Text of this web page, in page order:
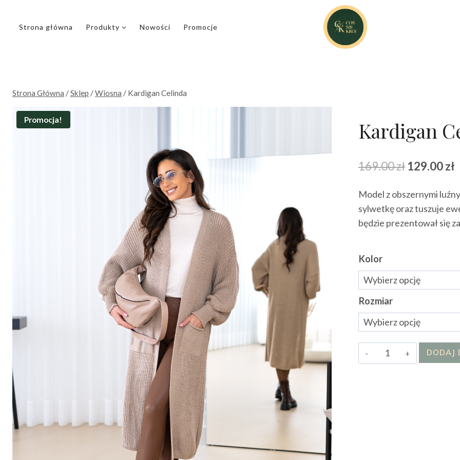
Strona główna Produkty Nowości Promocje
Strona Główna /Sklep /Wiosna / Kardigan Celinda
Promocja! Kardigan
169.00zł Pierwotna
wynosiła:
169.00 zł.
129.00zł
Model z obszernymi
sylwetkę oraz tuszuje
będzie prezentował się
Kolor
Rozmiar
ilość
Kardigan
DODAJ